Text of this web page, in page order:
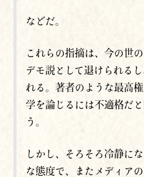
などだ。
これらの指摘は、今の世
デモ説として退けられる
れる。著者のような最高
学を論じるには不適格だ
う。
しかし、そろそろ冷静に
な態度で、またメディア